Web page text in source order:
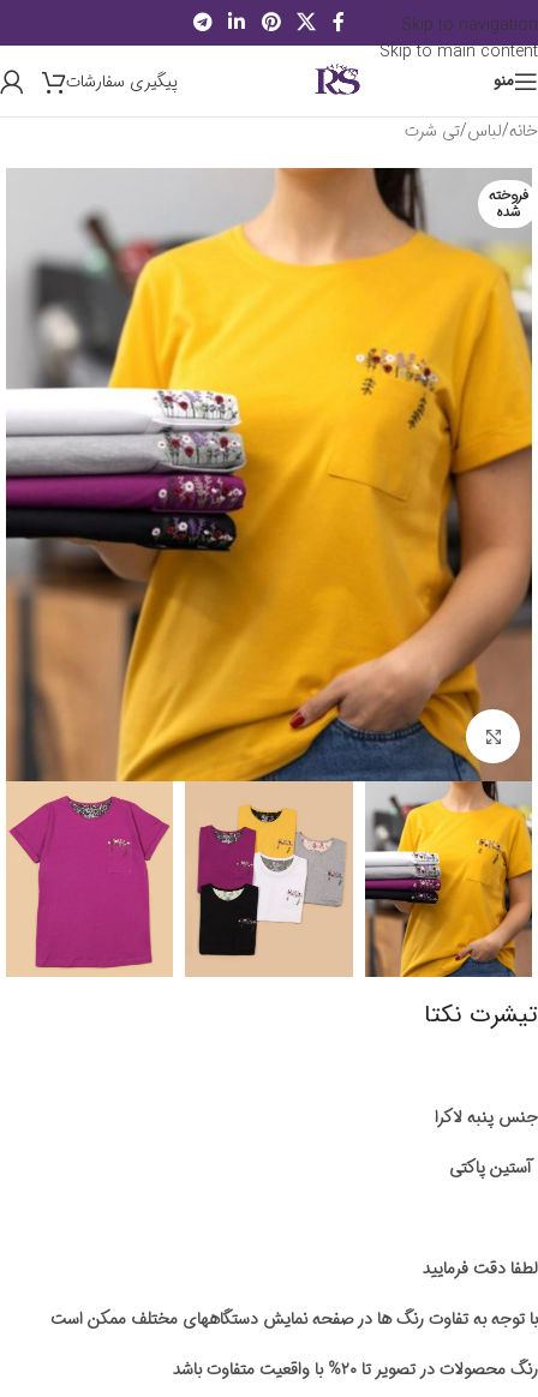
Skip to navigation
Skip to main content
منو
پیگیری سفارشات
خانه/لباس/تی شرت
فروخته
شده
برای بزرگنمایی کلیک کنید
تیشرت نکتا
جنس پنبه لاکرا
آستین پاکتی
لطفا دقت فرمایید
با توجه به تفاوت رنگ ها در صفحه نمایش دستگاههای مختلف ممکن است
رنگ محصولات در تصویر تا ۲۰% با واقعیت متفاوت باشد